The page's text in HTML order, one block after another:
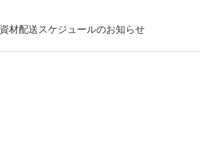
材配送スケジュールのお知らせ